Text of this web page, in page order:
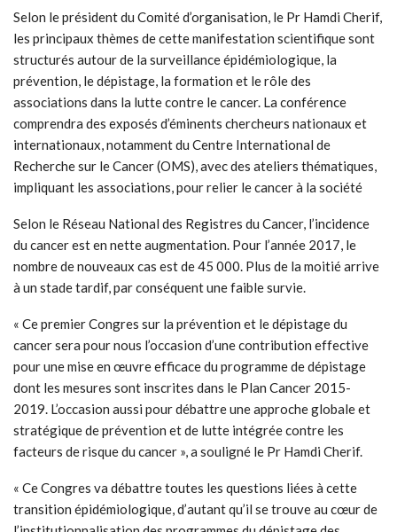
Selon le président du Comité d’organisation, le Pr Hamdi Cherif,
les principaux thèmes de cette manifestation scientifique sont
structurés autour de la surveillance épidémiologique, la
prévention, le dépistage, la formation et le rôle des
associations dans la lutte contre le cancer. La conférence
comprendra des exposés d’éminents chercheurs nationaux et
internationaux, notamment du Centre International de
Recherche sur le Cancer (OMS), avec des ateliers thématiques,
impliquant les associations, pour relier le cancer à la société
Selon le Réseau National des Registres du Cancer, l’incidence
du cancer est en nette augmentation. Pour l’année 2017, le
nombre de nouveaux cas est de 45 000. Plus de la moitié arrive
à un stade tardif, par conséquent une faible survie.
« Ce premier Congres sur la prévention et le dépistage du
cancer sera pour nous l’occasion d’une contribution effective
pour une mise en œuvre efficace du programme de dépistage
dont les mesures sont inscrites dans le Plan Cancer 2015-
2019. L’occasion aussi pour débattre une approche globale et
stratégique de prévention et de lutte intégrée contre les
facteurs de risque du cancer », a souligné le Pr Hamdi Cherif.
« Ce Congres va débattre toutes les questions liées à cette
transition épidémiologique, d’autant qu’il se trouve au cœur de